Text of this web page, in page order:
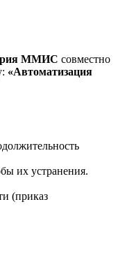
ММИС совместно
«Автоматизация
их устранения.
(приказ